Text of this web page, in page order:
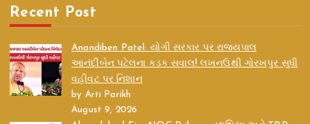
Recent Post
Anandiben Patel: યોગી સરકાર પર રાજ્યપાલ
આનંદીબેન પટેલના કડક સવાલ! લખનઉથી ગોરખપુર સુધી
વહીવટ પર નિશાન
by Arti Parikh
August 9, 2026